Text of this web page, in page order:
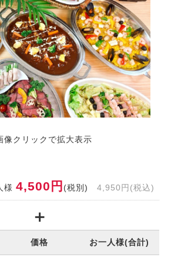
像クリックで拡大表示
様 4,500円 (税別) 4,950円(税込)
価格 お一人様(合計)